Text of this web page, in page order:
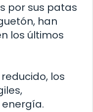
por sus patas
han
los últimos
los